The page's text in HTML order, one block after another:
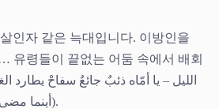
인자 같은 늑대입니다. 이방인을
유령들이 끝없는 어둠 속에서 배회
أينما مضى… ويفتح الآفاق للأشباحْ).